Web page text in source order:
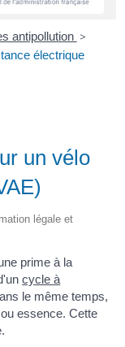
antipollution >
électrique
un vélo
légale et
prime à la
cycle à
le même temps,
essence. Cette